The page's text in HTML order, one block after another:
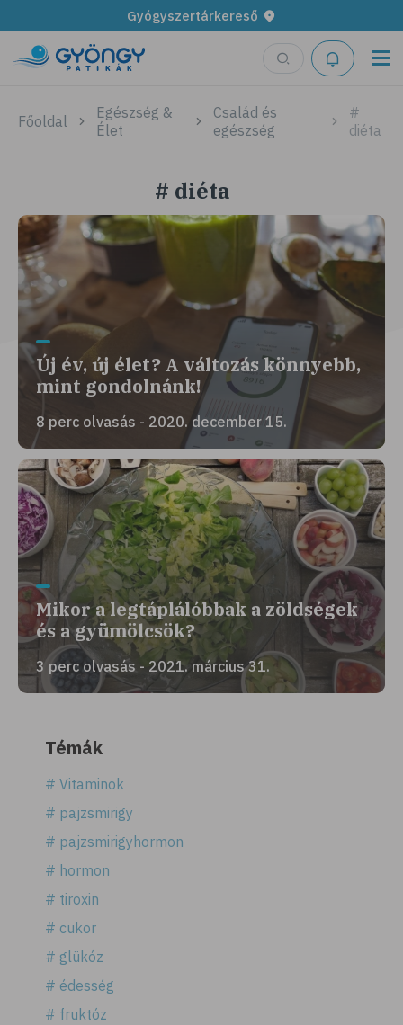
Gyógyszertárkereső
Főoldal
Egészség &
Élet
Család és
egészség
#
diéta
# diéta
Új év, új élet? A változás könnyebb,
mint gondolnánk!
8 perc olvasás - 2020. december 15.
Mikor a legtáplálóbbak a zöldségek
és a gyümölcsök?
3 perc olvasás - 2021. március 31.
Témák
# Vitaminok
# pajzsmirigy
# pajzsmirigyhormon
# hormon
# tiroxin
# cukor
# glükóz
# édesség
# fruktóz